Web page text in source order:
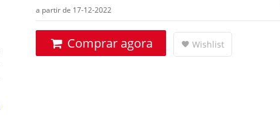
a partir de 17-12-2022
Comprar agora Wishlist